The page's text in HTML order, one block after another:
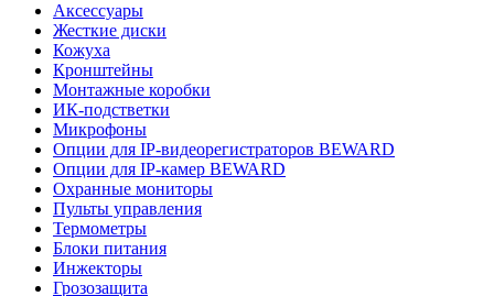
Аксессуары
Жесткие диски
Кожуха
Кронштейны
Монтажные коробки
ИК-подстветки
Микрофоны
Опции для IP-видеорегистраторов BEWARD
Опции для IP-камер BEWARD
Охранные мониторы
Пульты управления
Термометры
Блоки питания
Инжекторы
Грозозащита